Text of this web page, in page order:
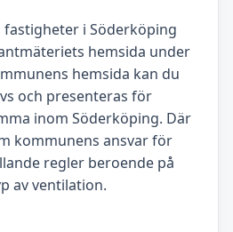
i Söderköping
hemsida under
hemsida kan du
och presenteras för
inom Söderköping. Där
kommunens ansvar för
regler beroende på
av ventilation.